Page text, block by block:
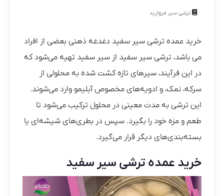
ترشی سیر مروارید
خرید عمده ترشی سیر سفید دغدغه ذهنی بعضی از افراد
می باشد، ترشی سیر سفید از سیر سفید تهیه می‌شود که
در این فرآیند، سیر‌های تازه کشت شده به محلولی از
سرکه، نمک، و ادویه‌های مخصوص آبلیمو وارد می‌شوند.
این ترشی به مدت معینی در محلول ترکیب می‌شود تا
طعم و مزه خود را بگیرد. سپس در بطری‌های شیشه‌ای یا
بسته‌بندی‌های دیگر قرار می‌گیرد.
خرید عمده ترشی سیر سفید